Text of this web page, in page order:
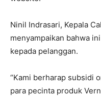
Ninil Indrasari, Kepala
menyampaikan bahwa
kepada pelanggan.
“Kami berharap subsidi
para pecinta produk